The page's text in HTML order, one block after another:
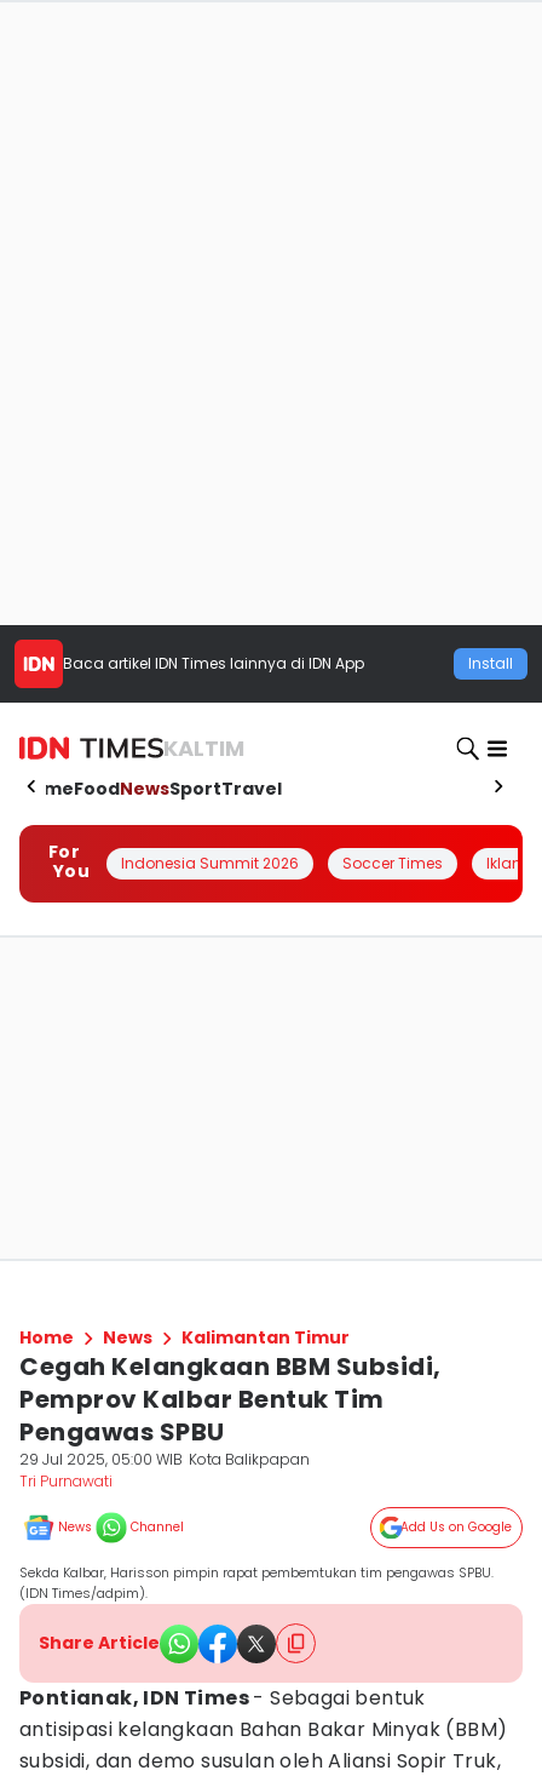
Baca artikel IDN Times lainnya di IDN App Install
KALTIM
HomeFoodNewsSportTravel
For
You
Indonesia Summit 2026 Soccer Times Iklanin
Home News Kalimantan Timur
Cegah Kelangkaan BBM Subsidi,
Pemprov Kalbar Bentuk Tim
Pengawas SPBU
29 Jul 2025, 05:00 WIB Kota Balikpapan
Tri Purnawati
News Channel Add Us on Google
Sekda Kalbar, Harisson pimpin rapat pembemtukan tim pengawas SPBU.
(IDN Times/adpim).
Share Article
Pontianak, IDN Times- Sebagai bentuk
antisipasi kelangkaan Bahan Bakar Minyak (BBM)
subsidi, dan demo susulan oleh Aliansi Sopir Truk,